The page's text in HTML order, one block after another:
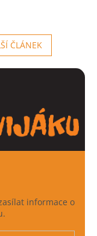
ČLÁNEK
informace o